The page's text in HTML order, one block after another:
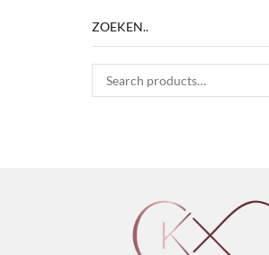
ZOEKEN..
Search for: